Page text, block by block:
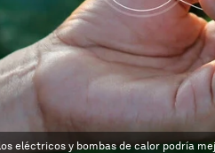
eléctricos y bombas de calor podría